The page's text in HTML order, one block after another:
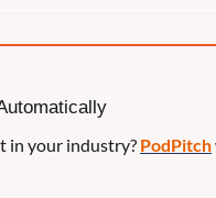
in your industry? PodPitch